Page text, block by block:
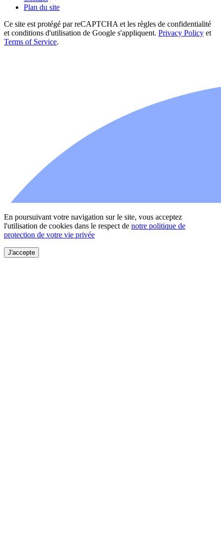
Plan du site
Ce site est protégé par reCAPTCHA et les règles de confidentialité
et conditions d'utilisation de Google s'appliquent. Privacy Policy et
Terms of Service.
En poursuivant votre navigation sur le site, vous acceptez
l'utilisation de cookies dans le respect de notre politique de
protection de votre vie privée
J'accepte